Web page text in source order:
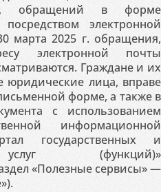
обращений в форме
электронной
марта 2025 г. обращения,
электронной почты
Граждане и их
юридические лица, вправе
форме, а также в
с использованием
информационной
государственных и
(функций)»
«Полезные сервисы» —